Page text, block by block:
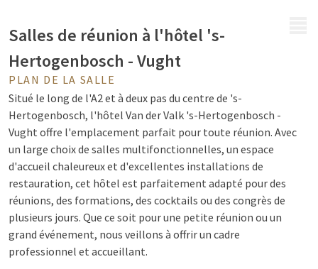
Salles de réunion à l'hôtel 's-
Hertogenbosch - Vught
PLAN DE LA SALLE
Situé le long de l'A2 et à deux pas du centre de 's-
Hertogenbosch, l'hôtel Van der Valk 's-Hertogenbosch -
Vught offre l'emplacement parfait pour toute réunion. Avec
un large choix de salles multifonctionnelles, un espace
d'accueil chaleureux et d'excellentes installations de
restauration, cet hôtel est parfaitement adapté pour des
réunions, des formations, des cocktails ou des congrès de
plusieurs jours. Que ce soit pour une petite réunion ou un
grand événement, nous veillons à offrir un cadre
professionnel et accueillant.